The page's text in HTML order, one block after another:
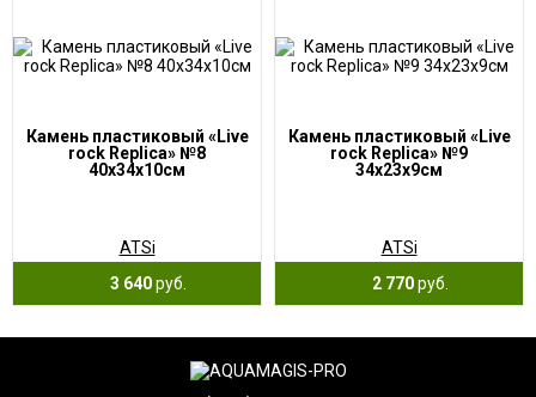
Камень пластиковый «Live
rock Replica» №8
40х34х10см
ATSi
3 640руб.
Камень пластиковый «Live
rock Replica» №9
34х23х9см
ATSi
2 770руб.